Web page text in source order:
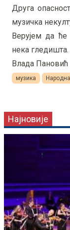
Друга
музичка
Верујем да
нека гледишта.
Влада
музика Народна
Најновије